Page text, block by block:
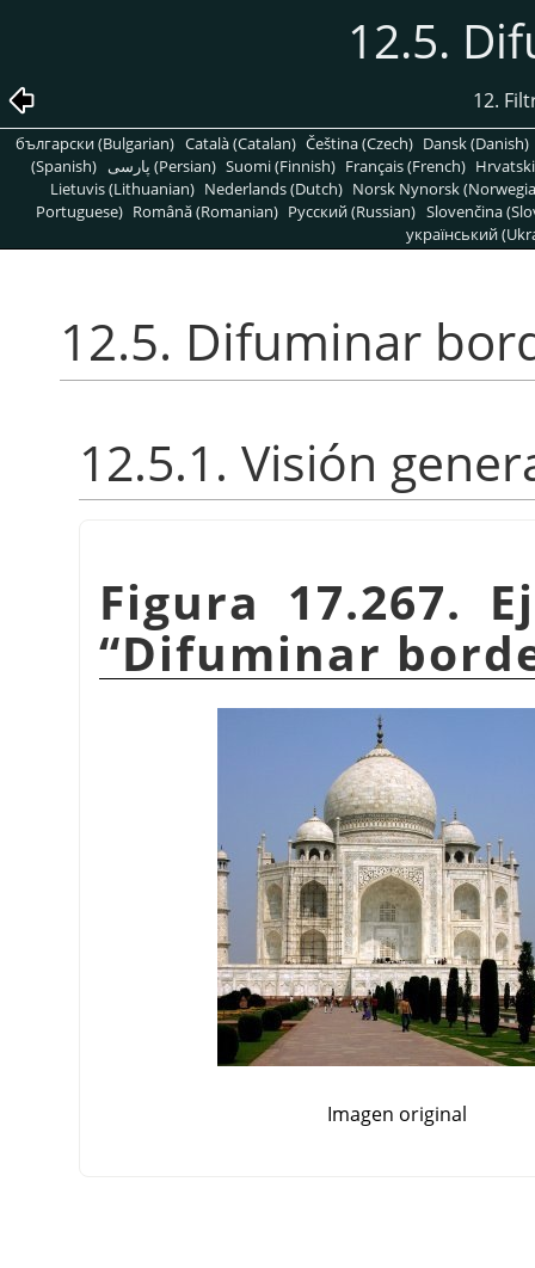
12.5.
12.
български (Bulgarian) Català (Catalan) Čeština (Czech) Dansk (Danish)
(Spanish)
پارسی (Persian) Suomi (Finnish) Français (French)
Lietuvis (Lithuanian) Nederlands (Dutch) Norsk Nynorsk
Portuguese) Română (Romanian) Pусский (Russian) Slovenčina
український
12.5. Difuminar
12.5.1. Visión
Figura 17.267.
“Difuminar
Imagen original